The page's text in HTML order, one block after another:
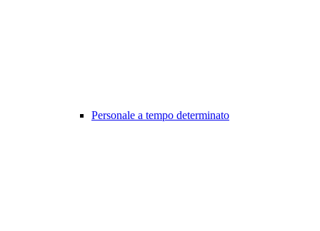
Personale a tempo determinato